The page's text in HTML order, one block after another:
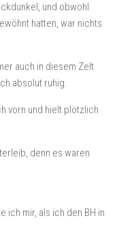
und obwohl
hatten, war nichts
auch in diesem Zelt
absolut ruhig.
vorn und hielt plötzlich
denn es waren
ich mir, als ich den BH in